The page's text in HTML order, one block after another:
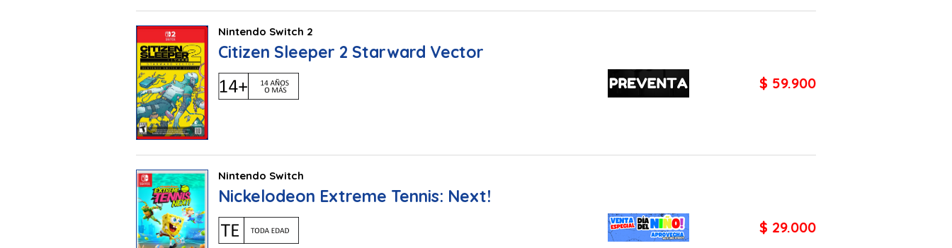
Nintendo Switch 2
Citizen Sleeper 2 Starward Vector
$ 59.900
Nintendo Switch
Nickelodeon Extreme Tennis: Next!
$ 29.000